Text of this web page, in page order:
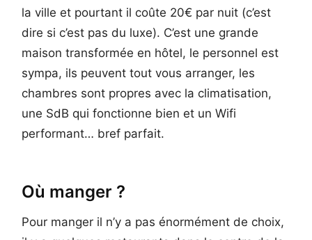
la ville et pourtant il coûte 20€ par nuit (c’est
dire si c’est pas du luxe). C’est une grande
maison transformée en hôtel, le personnel est
sympa, ils peuvent tout vous arranger, les
chambres sont propres avec la climatisation,
une SdB qui fonctionne bien et un Wifi
performant… bref parfait.
Où manger ?
Pour manger il n’y a pas énormément de choix,